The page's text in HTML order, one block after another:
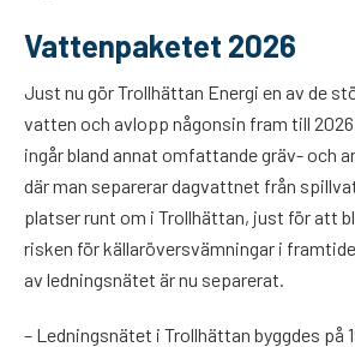
Vattenpaketet 2026
Just nu gör Trollhättan Energi en av de
vatten och avlopp någonsin fram till
ingår bland annat omfattande gräv- och
där man separerar dagvattnet från
platser runt om i Trollhättan, just för att
risken för källaröversvämningar i
av ledningsnätet är nu separerat.
– Ledningsnätet i Trollhättan byggdes på